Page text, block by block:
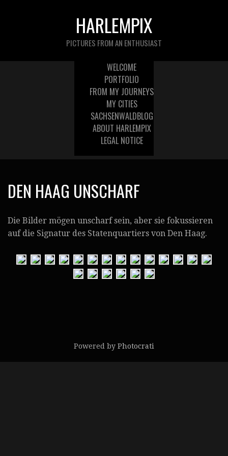
HARLEMPIX
PICTURES FROM AN ENTHUSIAST
WELCOME
PORTFOLIO
FROM MY JOURNEYS
MY CITIES
SACHSENWALDBLOG
ABOUT HARLEMPIX
LEGAL NOTICE
DEN HAAG UNSCHARF
Die Bilder mögen unscharf sein, aber sie fokussieren
auf die Signatur des Statenquartiers von Den Haag.
Powered by Photocrati